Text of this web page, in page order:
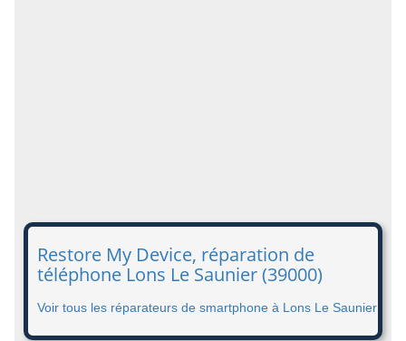
Restore My Device, réparation de
téléphone Lons Le Saunier (39000)
Voir tous les réparateurs de smartphone à Lons Le Saunier